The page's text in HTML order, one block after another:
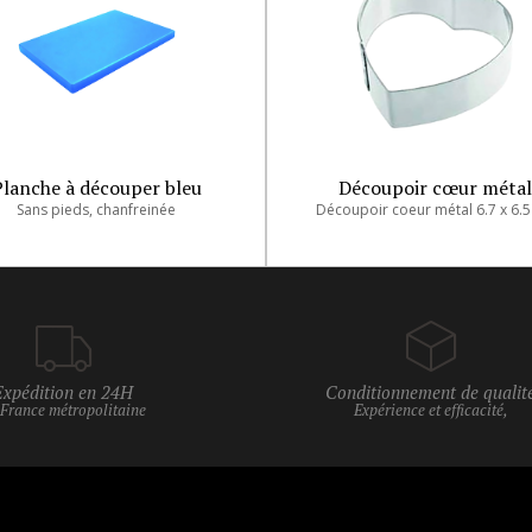
à découper bleu
Sans pieds, chanfreinée
Découpoir cœur métal
Découpoir coeur métal 6.7 x
en 24H
métropolitaine
Conditionnement de
Expérience et efficacité,